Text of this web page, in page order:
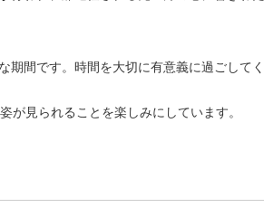
期間です。時間を大切に有意義に過ごしてく
が見られることを楽しみにしています。